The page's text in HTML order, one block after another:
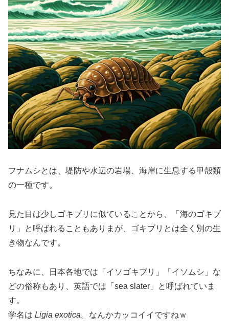
フナムシとは、堤防や水辺の岩場、海岸に生息する甲殻類
の一種です。
見た目は少しゴキブリに似ていることから、「海のゴキブ
リ」と呼ばれることもありまが、ゴキブリとは全く別の生
き物なんです。
ちなみに、日本各地では「イソゴキブリ」「イソムシ」な
どの俗称もあり、英語では「sea slater」と呼ばれていま
す。
学名は Ligia exotica。なんかカッコイイですねｗ